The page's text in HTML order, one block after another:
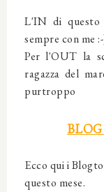
L'IN di questo
sempre con me
Per l'OUT la
ragazza del
purtroppo
Ecco qui i
questo mese.